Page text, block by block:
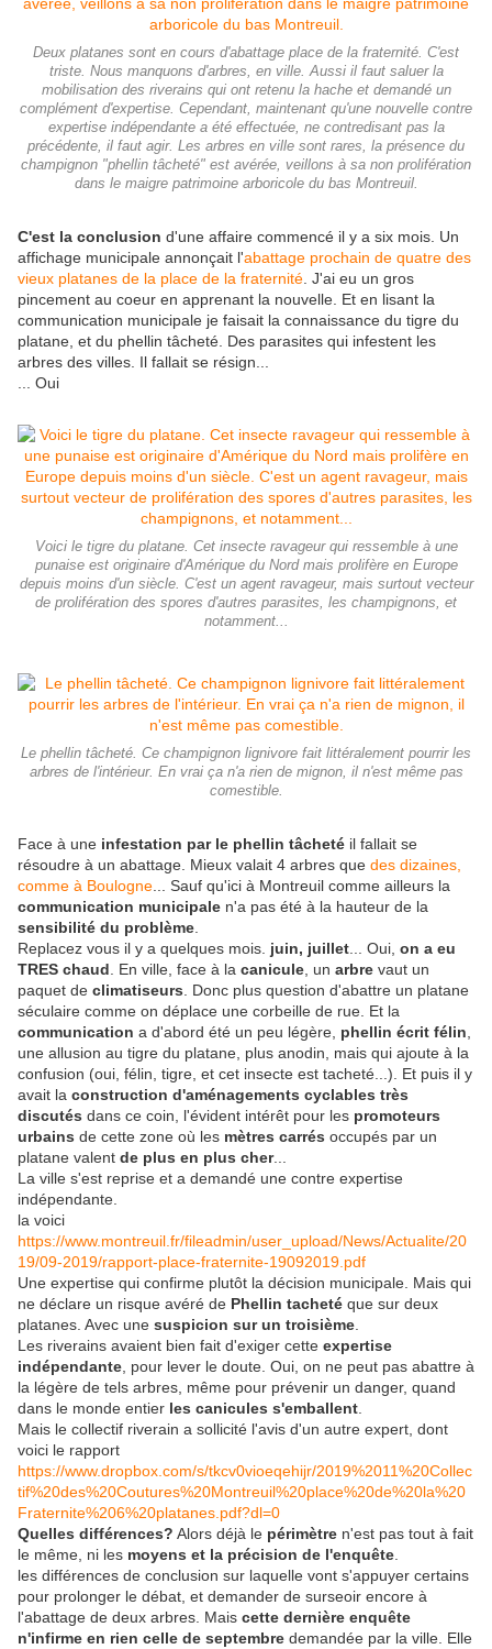
Deux platanes sont en cours d'abattage place de la fraternité. C'est
triste. Nous manquons d'arbres, en ville. Aussi il faut saluer la
mobilisation des riverains qui ont retenu la hache et demandé un
complément d'expertise. Cependant, maintenant qu'une nouvelle contre
expertise indépendante a été effectuée, ne contredisant pas la
précédente, il faut agir. Les arbres en ville sont rares, la présence du
champignon "phellin tâcheté" est avérée, veillons à sa non prolifération
dans le maigre patrimoine arboricole du bas Montreuil.
C'est la conclusion d'une affaire commencé il y a six mois. Un
affichage municipale annonçait l'abattage prochain de quatre des
vieux platanes de la place de la fraternité . J'ai eu un gros
pincement au coeur en apprenant la nouvelle. Et en lisant la
communication municipale je faisait la connaissance du tigre du
platane, et du phellin tâcheté. Des parasites qui infestent les
arbres des villes. Il fallait se résign...
... Oui
Voici le tigre du platane. Cet insecte ravageur qui ressemble à une
punaise est originaire d'Amérique du Nord mais prolifère en Europe
depuis moins d'un siècle. C'est un agent ravageur, mais surtout vecteur
de prolifération des spores d'autres parasites, les champignons, et
notamment...
Le phellin tâcheté. Ce champignon lignivore fait littéralement pourrir les
arbres de l'intérieur. En vrai ça n'a rien de mignon, il n'est même pas
comestible.
Face à une infestation par le phellin tâcheté il fallait se
résoudre à un abattage. Mieux valait 4 arbres que des dizaines,
comme à Boulogne ... Sauf qu'ici à Montreuil comme ailleurs la
communication municipale n'a pas été à la hauteur de la
sensibilité du problème
Replacez vous il y a quelques mois. juin, juillet ... Oui, on a eu
TRES chaud . En ville, face à la canicule , un arbre vaut un
paquet de climatiseurs . Donc plus question d'abattre un platane
séculaire comme on déplace une corbeille de rue. Et la
communication a d'abord été un peu légère, phellin écrit félin
une allusion au tigre du platane, plus anodin, mais qui ajoute à la
confusion (oui, félin, tigre, et cet insecte est tacheté...). Et puis il y
avait la construction d'aménagements cyclables très
discutés dans ce coin, l'évident intérêt pour les promoteurs
urbains de cette zone où les mètres carrés occupés par un
platane valent de plus en plus cher...
La ville s'est reprise et a demandé une contre expertise
indépendante.
la voici
https://www.montreuil.fr/fileadmin/user_upload/News/Actualite/20
19/09-2019/rapport-place-fraternite-19092019.pdf
Une expertise qui confirme plutôt la décision municipale. Mais qui
ne déclare un risque avéré de Phellin tacheté que sur deux
platanes. Avec une suspicion sur un troisième
Les riverains avaient bien fait d'exiger cette expertise
indépendante , pour lever le doute. Oui, on ne peut pas abattre à
la légère de tels arbres, même pour prévenir un danger, quand
dans le monde entier les canicules s'emballent
Mais le collectif riverain a sollicité l'avis d'un autre expert, dont
voici le rapport
https://www.dropbox.com/s/tkcv0vioeqehijr/2019%2011%20Collec
tif%20des%20Coutures%20Montreuil%20place%20de%20la%20
Fraternite%206%20platanes.pdf?dl=0
Quelles différences? Alors déjà le périmètre n'est pas tout à fait
le même, ni les moyens et la précision de l'enquête
les différences de conclusion sur laquelle vont s'appuyer certains
pour prolonger le débat, et demander de surseoir encore à
l'abattage de deux arbres. Mais cette dernière enquête
n'infirme en rien celle de septembre demandée par la ville. Elle